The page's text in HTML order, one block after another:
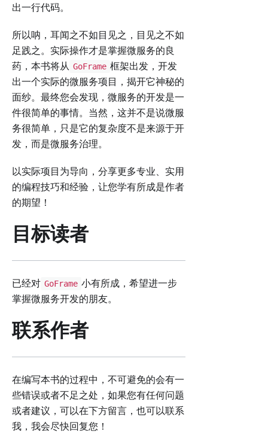
出一行代码。
所以呐，耳闻之不如目见之，目见之不如
足践之。实际操作才是掌握微服务的良
药，本书将从 GoFrame 框架出发，开发
出一个实际的微服务项目，揭开它神秘的
面纱。最终您会发现，微服务的开发是一
件很简单的事情。当然，这并不是说微服
务很简单，只是它的复杂度不是来源于开
发，而是微服务治理。
以实际项目为导向，分享更多专业、实用
的编程技巧和经验，让您学有所成是作者
的期望！
目标读者
已经对 GoFrame 小有所成，希望进一步
掌握微服务开发的朋友。
联系作者
在编写本书的过程中，不可避免的会有一
些错误或者不足之处，如果您有任何问题
或者建议，可以在下方留言，也可以联系
我，我会尽快回复您！